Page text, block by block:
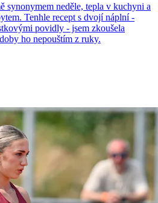
synonymem neděle, tepla v kuchyni a
Tenhle recept s dvojí náplní -
povidly - jsem zkoušela
ho nepouštím z ruky.